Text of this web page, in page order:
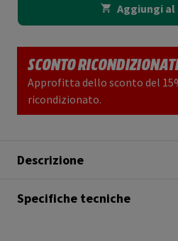
Aggiungi
SCONTO
Approfitta dello sconto del
ricondizionato.
Descrizione
Specifiche tecniche